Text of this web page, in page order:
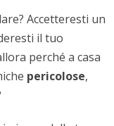
Accetteresti un
il tuo
perché a casa
pericolose,